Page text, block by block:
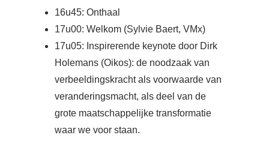
16u45: Onthaal
17u00: Welkom (Sylvie Baert, VMx)
17u05: Inspirerende keynote door Dirk
Holemans (Oikos): de noodzaak van
verbeeldingskracht als voorwaarde van
veranderingsmacht, als deel van de
grote maatschappelijke transformatie
waar we voor staan.